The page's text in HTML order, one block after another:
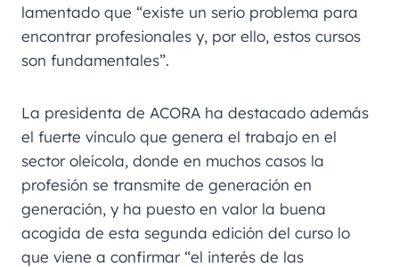
lamentado que “existe un serio problema para
encontrar profesionales y, por ello, estos cursos
son fundamentales”.
La presidenta de ACORA ha destacado además
el fuerte vínculo que genera el trabajo en el
sector oleícola, donde en muchos casos la
profesión se transmite de generación en
generación, y ha puesto en valor la buena
acogida de esta segunda edición del curso lo
que viene a confirmar “el interés de las